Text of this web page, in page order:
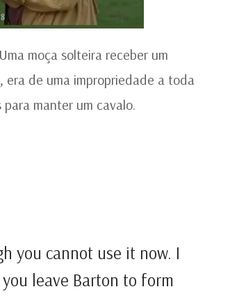
moça solteira receber um
era de uma impropriedade a toda
manter um cavalo.
you cannot use it now. I
leave Barton to form